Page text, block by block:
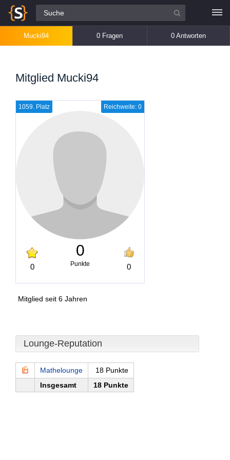
Alle Fragen
Mucki94 0 Fragen 0 Antworten
Mitglied Mucki94
Reichweite: 0
1059. Platz
0
0
Punkte 0
Mitglied seit 6 Jahren
Lounge-Reputation
Mathelounge
18 Punkte
Insgesamt
18 Punkte